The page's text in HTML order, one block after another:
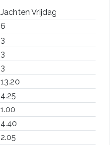
Jachten Vrijdag
6
3
3
3
13.20
4.25
1.00
4.40
2.05